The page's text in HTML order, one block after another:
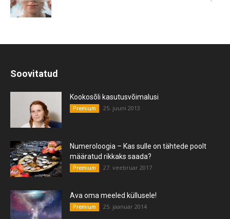
Soovitatud
Kookosõli kasutusvõimalusi
Premium 25. juuni 2013
Numeroloogia – Kas sulle on tähtede poolt
määratud rikkaks saada?
Premium 27. veebruar 2017
Ava oma meeled küllusele!
Premium 25. jaanuar 2014